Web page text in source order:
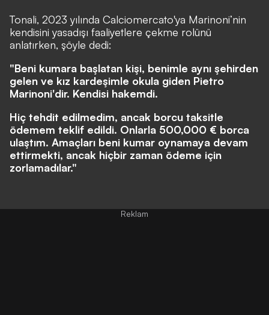
Tonali, 2023 yılında Calciomercato'ya Marinoni’nin
kendisini yasadışı faaliyetlere çekme rolünü
anlatırken, şöyle dedi:
"Beni kumara başlatan kişi, benimle aynı şehirden
gelen ve kız kardeşimle okula giden Pietro
Marinoni'dir. Kendisi hakemdi.
Hiç tehdit edilmedim, ancak borcu taksitle
ödemem teklif edildi. Onlarla 500,000 € borca
ulaştım. Amaçları beni kumar oynamaya devam
ettirmekti, ancak hiçbir zaman ödeme için
zorlamadılar."